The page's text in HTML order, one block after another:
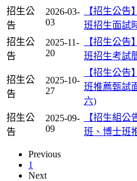
招生公
告
2026-03-
03
【招生公告
班招生面試
招生公
告
2025-11-
20
【招生公告
班招生考試
招生公
告
2025-10-
27
【招生公告
班推薦甄試
六)
招生公
告
2025-09-
09
【招生組公
班、博士班
Previous
1
Next